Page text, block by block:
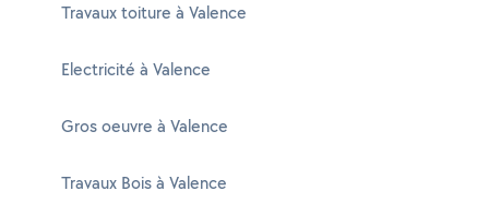
Travaux toiture à Valence
Electricité à Valence
Gros oeuvre à Valence
Travaux Bois à Valence